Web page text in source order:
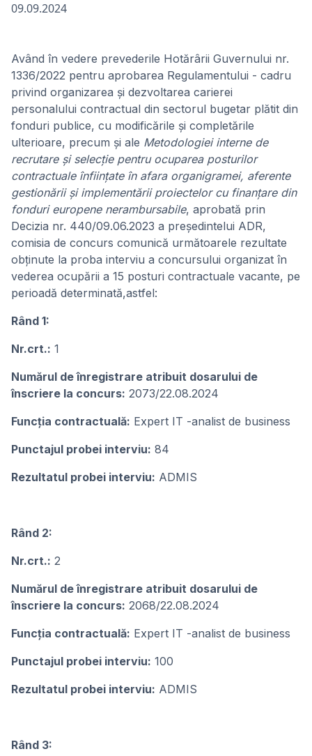
09.09.2024
Având în vedere prevederile Hotărârii Guvernului nr.
1336/2022 pentru aprobarea Regulamentului - cadru
privind organizarea și dezvoltarea carierei
personalului contractual din sectorul bugetar plătit din
fonduri publice, cu modificările și completările
ulterioare, precum și ale Metodologiei interne de
recrutare și selecție pentru ocuparea posturilor
contractuale înființate în afara organigramei, aferente
gestionării și implementării proiectelor cu finanțare din
fonduri europene nerambursabile, aprobată prin
Decizia nr. 440/09.06.2023 a președintelui ADR,
comisia de concurs comunică următoarele rezultate
obținute la proba interviu a concursului organizat în
vederea ocupării a 15 posturi contractuale vacante, pe
perioadă determinată,astfel:
Rând 1:
Nr.crt.: 1
Numărul de înregistrare atribuit dosarului de
înscriere la concurs: 2073/22.08.2024
Funcţia contractuală: Expert IT -analist de business
Punctajul probei interviu: 84
Rezultatul probei interviu: ADMIS
Rând 2:
Nr.crt.: 2
Numărul de înregistrare atribuit dosarului de
înscriere la concurs: 2068/22.08.2024
Funcţia contractuală: Expert IT -analist de business
Punctajul probei interviu: 100
Rezultatul probei interviu: ADMIS
Rând 3: